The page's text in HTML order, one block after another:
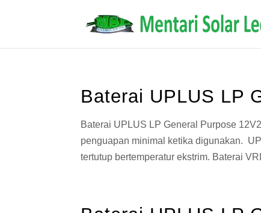
Baterai UPLUS LP
Baterai UPLUS LP General Purpose
penguapan minimal ketika digunakan.
tertutup bertemperatur ekstrim. Baterai